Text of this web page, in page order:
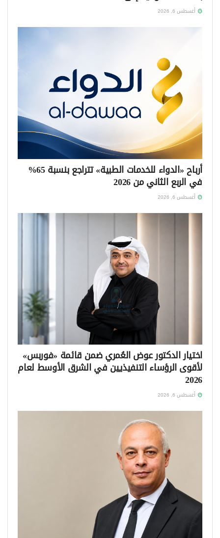
أغسطس 6, 2026
أرباح «الدواء للخدمات الطبية» تتراجع بنسبة 65%
في الربع الثاني من 2026
أغسطس 6, 2026
اختيار الدكتور عوض العُمري ضمن قائمة «فوربس»
لأقوى الرؤساء التنفيذيين في الشرق الأوسط لعام
2026
أغسطس 6, 2026